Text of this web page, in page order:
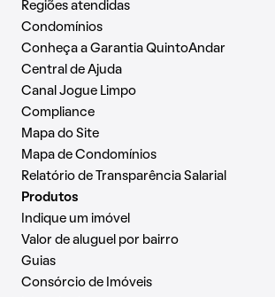
Regiões atendidas
Condomínios
Conheça a Garantia QuintoAndar
Central de Ajuda
Canal Jogue Limpo
Compliance
Mapa do Site
Mapa de Condomínios
Relatório de Transparência Salarial
Produtos
Indique um imóvel
Valor de aluguel por bairro
Guias
Consórcio de Imóveis